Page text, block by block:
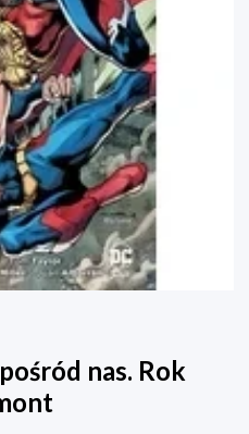
nas. Rok